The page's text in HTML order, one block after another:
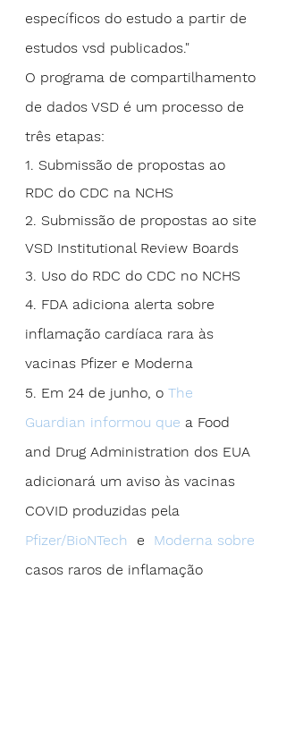
específicos do estudo a partir de
estudos vsd publicados."
O programa de compartilhamento
de dados VSD é um processo de
três etapas:
1. Submissão de propostas ao
RDC do CDC na NCHS
2. Submissão de propostas ao site
VSD Institutional Review Boards
3. Uso do RDC do CDC no NCHS
4. FDA adiciona alerta sobre
inflamação cardíaca rara às
vacinas Pfizer e Moderna
5. Em 24 de junho, o The
Guardian informou que a Food
and Drug Administration dos EUA
adicionará um aviso às vacinas
COVID produzidas pela
Pfizer/BioNTech
  e
Moderna sobre
casos raros de inflamação